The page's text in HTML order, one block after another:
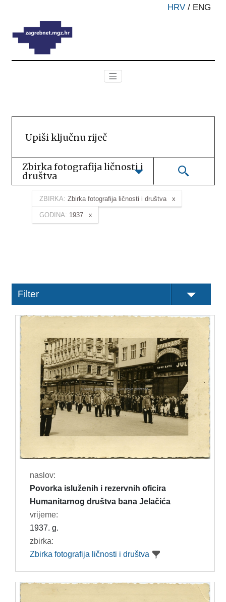
HRV / ENG
Zbirka fotografija ličnosti i
društva
ZBIRKA: Zbirka fotografija ličnosti i društva
GODINA: 1937
Filter
naslov:
Povorka isluženih i rezervnih oficira
Humanitarnog društva bana Jelačića
vrijeme:
1937. g.
zbirka:
Zbirka fotografija ličnosti i društva